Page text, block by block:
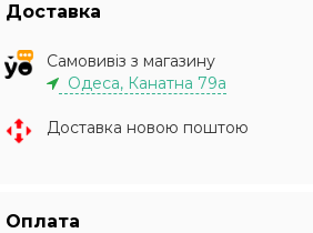
Доставка
Самовивіз з магазину
Одеса, Канатна 79а
Доставка новою поштою
Оплата